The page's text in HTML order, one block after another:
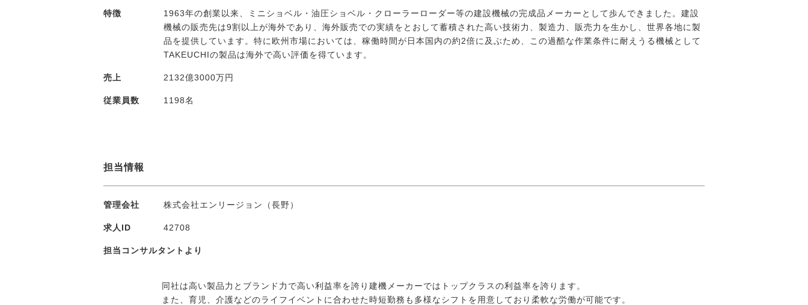
特徴
1963年の創業以来、ミニショベル・油圧ショベル・クローラーローダー等の建設機械の完成品メーカーとして歩んできました。建設
機械の販売先は9割以上が海外であり、海外販売での実績をとおして蓄積された高い技術力、製造力、販売力を生かし、世界各地に製
品を提供しています。特に欧州市場においては、稼働時間が日本国内の約2倍に及ぶため、この過酷な作業条件に耐えうる機械として
TAKEUCHIの製品は海外で高い評価を得ています。
売上 2132億3000万円
従業員数 1198名
担当情報
管理会社 株式会社エンリージョン（長野）
求人ID 42708
担当コンサルタントより
同社は高い製品力とブランド力で高い利益率を誇り建機メーカーではトップクラスの利益率を誇ります。
また、育児、介護などのライフイベントに合わせた時短勤務も多様なシフトを用意しており柔軟な労働が可能です。